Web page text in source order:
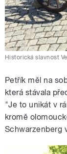
Historická slavnost
Petřík měl na
která stávala
"Je to unikát v
kromě
Schwarzenberg